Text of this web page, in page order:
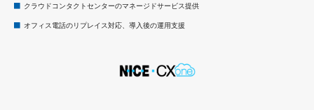
クラウドコンタクトセンターのマネージドサービス提供
オフィス電話のリプレイス対応、導入後の運用支援